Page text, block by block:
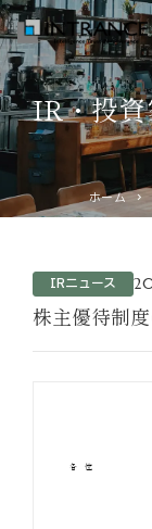
トップ
企業情報
運営ホテル
IR・投
ホーム
IRニュース
株主優待制